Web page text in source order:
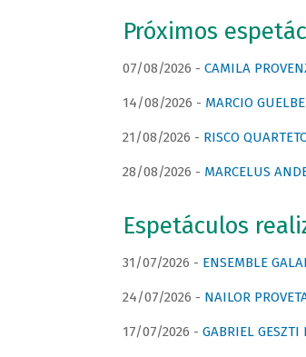
Próximos
07/08/2026 - CAMILA
14/08/2026 - MARCIO
21/08/2026 - RISCO
28/08/2026 - MARCELUS
Espetáculos
31/07/2026 - ENSEMBLE
24/07/2026 - NAILOR
17/07/2026 - GABRIEL